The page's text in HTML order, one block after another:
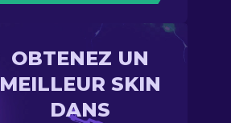
OBTENEZ UN
MEILLEUR SKIN
DANS